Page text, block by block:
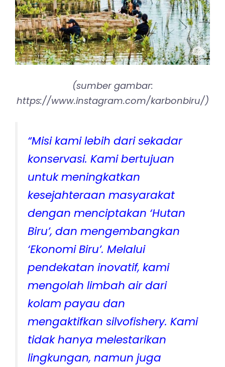
(sumber gambar:
https://www.instagram.com/karbonbiru/)
“Misi kami lebih dari sekadar
konservasi. Kami bertujuan
untuk meningkatkan
kesejahteraan masyarakat
dengan menciptakan ‘Hutan
Biru’, dan mengembangkan
‘Ekonomi Biru’. Melalui
pendekatan inovatif, kami
mengolah limbah air dari
kolam payau dan
mengaktifkan silvofishery. Kami
tidak hanya melestarikan
lingkungan, namun juga